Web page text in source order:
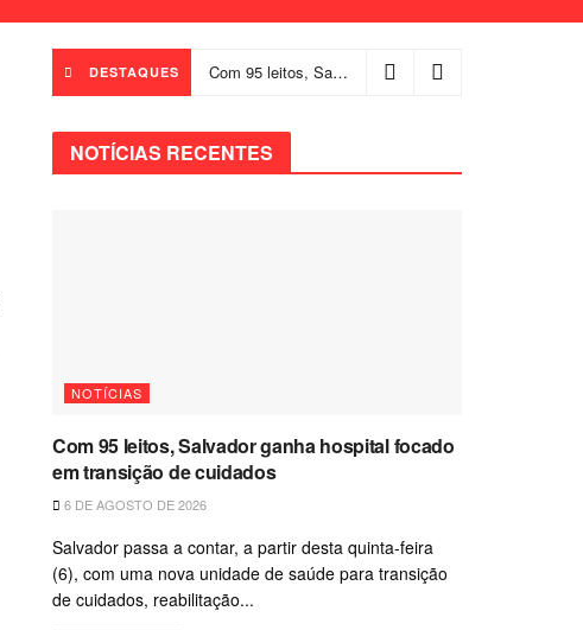
DESTAQUES Com 95 leitos, Salvador ganha hospital focado em transição de cuidados
NOTÍCIAS RECENTES
NOTÍCIAS
Com 95 leitos, Salvador ganha hospital focado
em transição de cuidados
6 DE AGOSTO DE 2026
Salvador passa a contar, a partir desta quinta-feira
(6), com uma nova unidade de saúde para transição
de cuidados, reabilitação...